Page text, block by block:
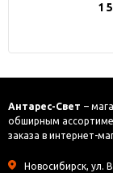
1
Антарес-Свет –
обширным
заказа в интернет-
Новосибирск, ул.